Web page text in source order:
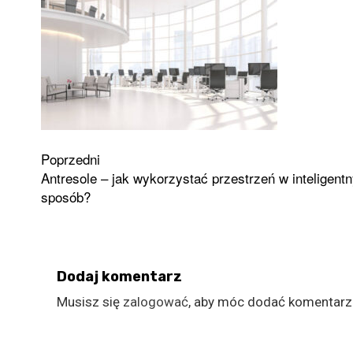
Zobacz
wpisy
Poprzedni
Antresole – jak wykorzystać przestrzeń w
sposób?
Dodaj komentarz
Musisz się zalogować, aby móc dodać